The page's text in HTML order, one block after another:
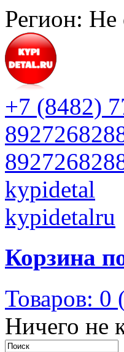
Регион: Не
+7 (8482)
kypidetal
kypidetalru
Корзина
Товаров: 0
Ничего не